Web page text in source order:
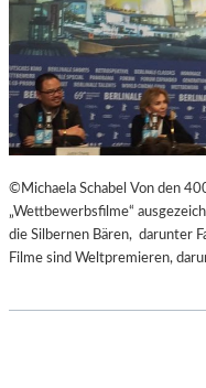
©Michaela Schabel Von den
„Wettbewerbsfilme“
die Silbernen Bären, darunter
Filme sind Weltpremieren,